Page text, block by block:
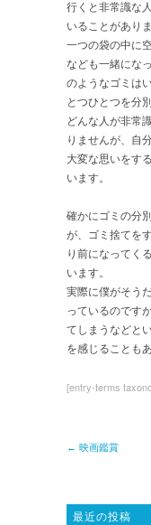
行くと非常識な
いることがありま
一つの袋の中に
なども一緒にな
のようなゴミは
とつひとつを分
どんな人が非常
りませんが、自
大変な思いをす
います。
確かにゴミの分
が、ゴミ捨てを
り前になってく
います。
実際に僕がそう
っているのです
てしまうなどと
を感じることも
[entry-terms
← 映画鑑賞
最近の投稿